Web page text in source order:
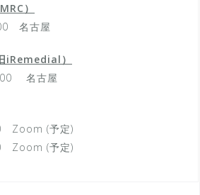
）
名古屋
）
名古屋
Zoom (予定)
Zoom (予定)